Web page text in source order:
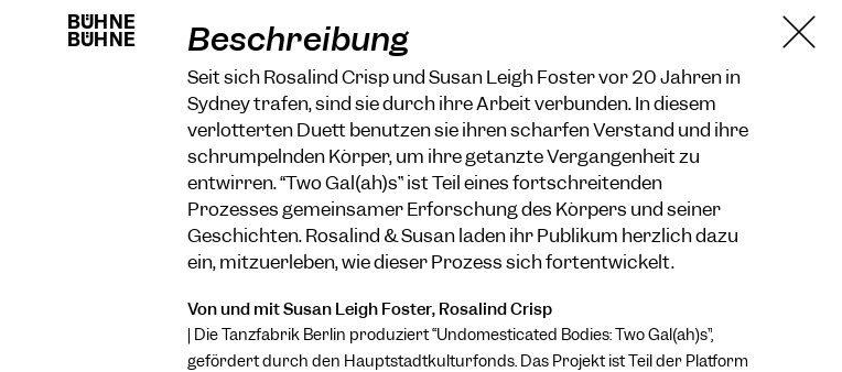
BÜHNE
BÜHNE
BÜHNE
BÜHNE Beschreibung
Seit sich Rosalind Crisp und Susan Leigh Foster vor 20 Jahren in
Sydney trafen, sind sie durch ihre Arbeit verbunden. In diesem
verlotterten Duett benutzen sie ihren scharfen Verstand und ihre
schrumpelnden Körper, um ihre getanzte Vergangenheit zu
entwirren. “Two Gal(ah)s” ist Teil eines fortschreitenden
Prozesses gemeinsamer Erforschung des Körpers und seiner
Geschichten. Rosalind & Susan laden ihr Publikum herzlich dazu
ein, mitzuerleben, wie dieser Prozess sich fortentwickelt.
Von und mit Susan Leigh Foster, Rosalind Crisp
| Die Tanzfabrik Berlin produziert “Undomesticated Bodies: Two Gal(ah)s”,
gefördert durch den Hauptstadtkulturfonds. Das Projekt ist Teil der Platform